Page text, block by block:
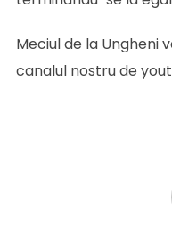
Meciul de la Ungheni
canalul nostru de